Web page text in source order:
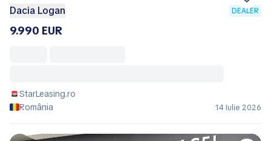
Dacia Logan DEALER
9.990 EUR
StarLeasing.ro
România
14 Iulie 2026